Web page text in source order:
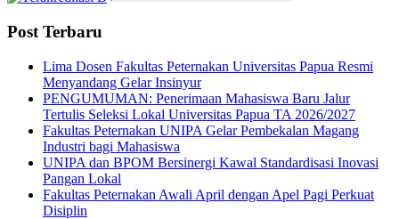
Post Terbaru
Lima Dosen Fakultas Peternakan Universitas Papua Resmi
Menyandang Gelar Insinyur
PENGUMUMAN: Penerimaan Mahasiswa Baru Jalur
Tertulis Seleksi Lokal Universitas Papua TA 2026/2027
Fakultas Peternakan UNIPA Gelar Pembekalan Magang
Industri bagi Mahasiswa
UNIPA dan BPOM Bersinergi Kawal Standardisasi Inovasi
Pangan Lokal
Fakultas Peternakan Awali April dengan Apel Pagi Perkuat
Disiplin